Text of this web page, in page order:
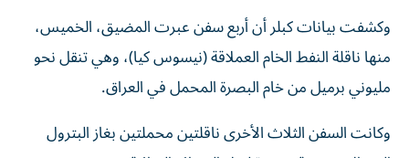
وكشفت بيانات كبلر أن أربع سفن عبرت المضيق، الخميس،
منها ناقلة النفط الخام العملاقة (نيسوس ‌كيا)، وهي تنقل نحو
مليوني برميل من خام البصرة المحمل في العراق.
وكانت السفن الثلاث الأخرى ناقلتين محملتين بغاز البترول